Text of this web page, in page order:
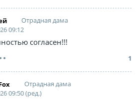
Отрадная дама
09:12
согласен!!!
1
Отрадная дама
09:50 (ред.)